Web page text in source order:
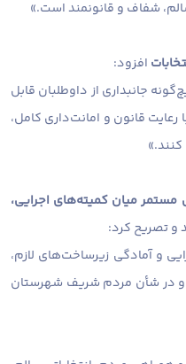
شفاف و قانونمند است.»
افزود:
جانبداری از داوطلبان قابل
قانون و امانت‌داری کامل،
میان کمیته‌های اجرایی،
و تصریح کرد:
و آمادگی زیرساخت‌های لازم،
و در شأن مردم شریف شهرستان